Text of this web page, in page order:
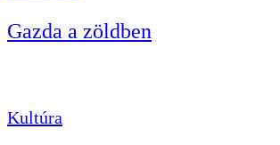
Gazda a zöldben
Kultúra